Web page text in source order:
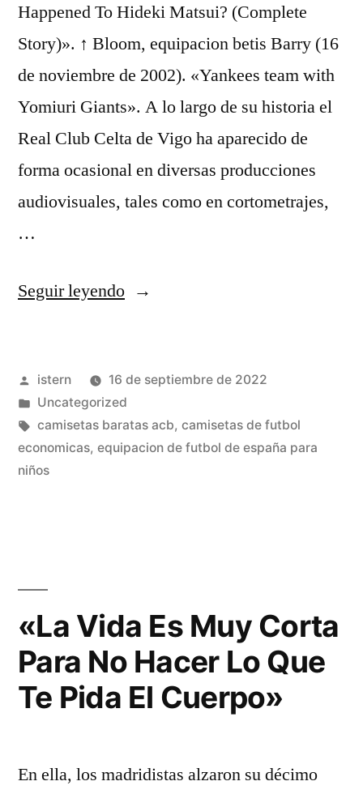
Happened To Hideki Matsui? (Complete
Story)». ↑ Bloom, equipacion betis Barry (16
de noviembre de 2002). «Yankees team with
Yomiuri Giants». A lo largo de su historia el
Real Club Celta de Vigo ha aparecido de
forma ocasional en diversas producciones
audiovisuales, tales como en cortometrajes,
…
Seguir leyendo«comprar
retro»
Publicado
por
istern
16 de septiembre de 2022
Publicado
en
Uncategorized
Etiquetas:
camisetas baratas acb, camisetas de futbol
economicas, equipacion de futbol de españa para
niños
«La Vida Es Muy Corta
Para No Hacer Lo Que
Te Pida El Cuerpo»
En ella, los madridistas alzaron su décimo